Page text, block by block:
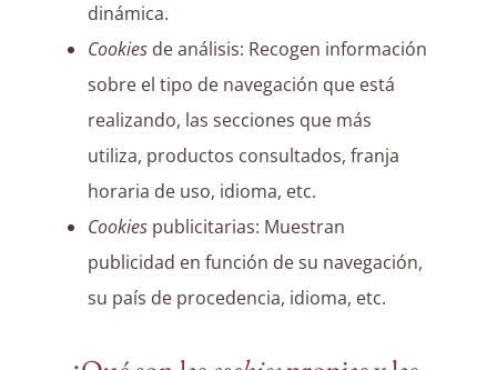
dinámica.
Cookiesde análisis: Recogen información
sobre el tipo de navegación que está
realizando, las secciones que más
utiliza, productos consultados, franja
horaria de uso, idioma, etc.
Cookiespublicitarias: Muestran
publicidad en función de su navegación,
su país de procedencia, idioma, etc.